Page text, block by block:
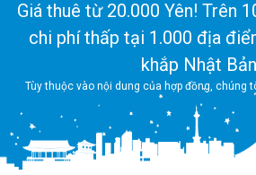
Giá thuê từ 20.000 Yên! Trên
chi phí thấp tại 1.000 địa
khắp Nhật
Tùy thuộc vào nội dung của hợp đồng, chúng